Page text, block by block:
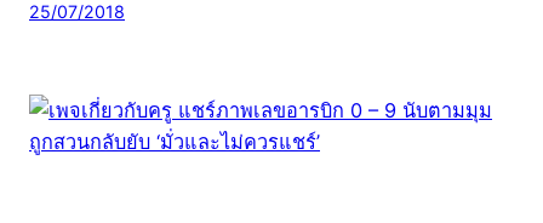
25/07/2018